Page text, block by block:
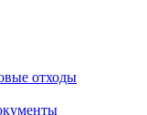
отходы